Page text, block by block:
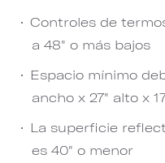
Controles de
a 48" o más bajos
Espacio mínimo
ancho x 27" alto x
La superficie
es 40" o menor